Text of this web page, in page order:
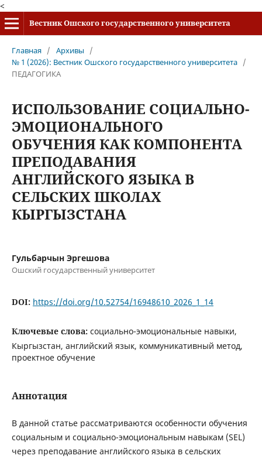
<
Вестник Ошского государственного университета
Главная / Архивы
/
№ 1 (2026): Вестник Ошского государственного университета /
ПЕДАГОГИКА
ИСПОЛЬЗОВАНИЕ СОЦИАЛЬНО-
ЭМОЦИОНАЛЬНОГО
ОБУЧЕНИЯ КАК КОМПОНЕНТА
ПРЕПОДАВАНИЯ
АНГЛИЙСКОГО ЯЗЫКА В
СЕЛЬСКИХ ШКОЛАХ
КЫРГЫЗСТАНА
Гульбарчын Эргешова
Ошский государственный университет
DOI: https://doi.org/10.52754/16948610_2026_1_14
Ключевые слова: социально-эмоциональные навыки,
Кыргызстан, английский язык, коммуникативный метод,
проектное обучение
Аннотация
В данной статье рассматриваются особенности обучения
социальным и социально-эмоциональным навыкам (SEL)
через преподавание английского языка в сельских